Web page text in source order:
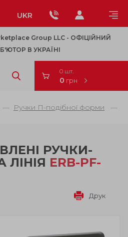
UKR
Group LLC - OФІЦІЙНИЙ
В УКРАЇНІ
0 шт.
0 грн
Ручки П-подібної форми
РУЧКИ-
ЛІНІЯ ERB-PF-
Друк